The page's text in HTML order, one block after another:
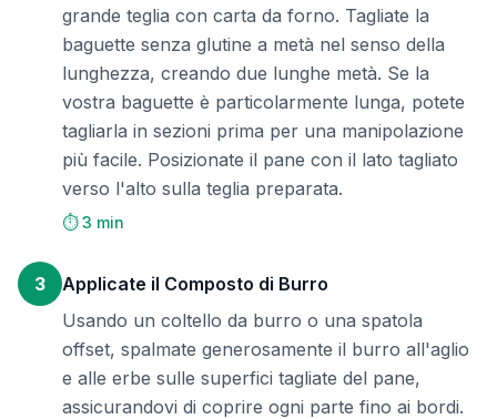
grande teglia con carta da forno. Tagliate la
baguette senza glutine a metà nel senso della
lunghezza, creando due lunghe metà. Se la
vostra baguette è particolarmente lunga, potete
tagliarla in sezioni prima per una manipolazione
più facile. Posizionate il pane con il lato tagliato
verso l'alto sulla teglia preparata.
⏱️ 3 min
3
Applicate il Composto di Burro
Usando un coltello da burro o una spatola
offset, spalmate generosamente il burro all'aglio
e alle erbe sulle superfici tagliate del pane,
assicurandovi di coprire ogni parte fino ai bordi.